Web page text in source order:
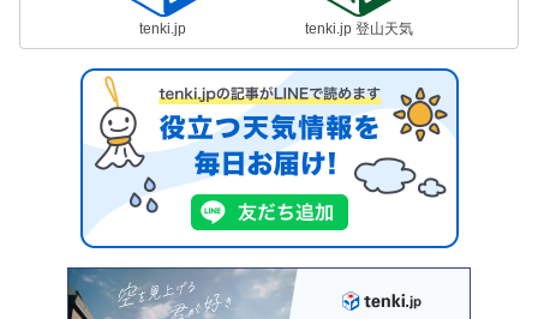
tenki.jp tenki.jp 登山天気